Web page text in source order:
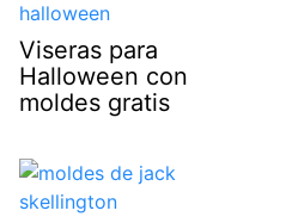
Viseras para
Halloween con
moldes gratis